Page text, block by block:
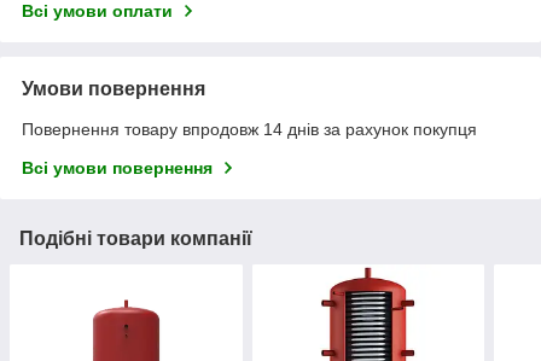
Всі умови оплати
Умови повернення
Повернення товару впродовж 14 днів за рахунок покупця
Всі умови повернення
Подібні товари компанії